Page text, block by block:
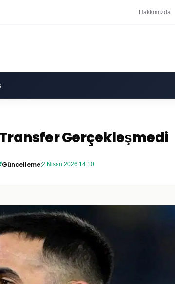
Hakkımızda
Gerçekleşmedi
Güncelleme:2 Nisan 2026 14:10